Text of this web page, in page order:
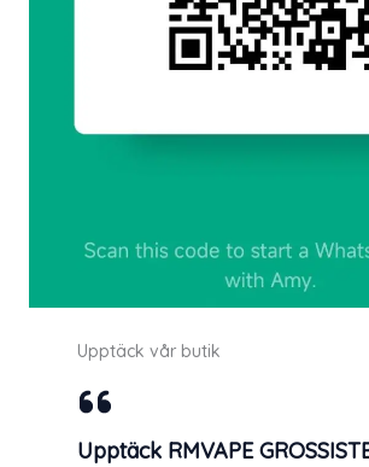
Upptäck vår butik
Upptäck RMVAPE